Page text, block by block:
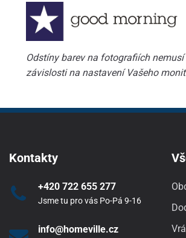
Odstíny barev na fotografiích
závislosti na nastavení Vašeho
Kontakty
+420 722 655 277
Jsme tu pro vás Po-Pá 9-16
info@homeville.cz